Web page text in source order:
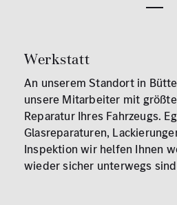
Werkstatt
An unserem Standort in
unsere Mitarbeiter mit
Reparatur Ihres Fahrzeugs.
Glasreparaturen,
Inspektion wir helfen Ihnen
wieder sicher unterwegs